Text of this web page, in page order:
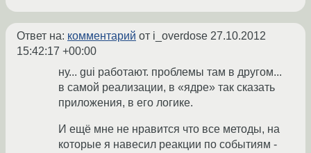
Ответ на: комментарий от i_overdose 27.10.2012
15:42:17 +00:00
ну... gui работают. проблемы там в другом...
в самой реализации, в «ядре» так сказать
приложения, в его логике.
И ещё мне не нравится что все методы, на
которые я навесил реакции по событиям -